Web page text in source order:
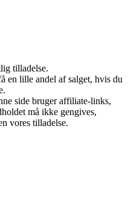
tilladelse.
en lille andel af salget, hvis du
side bruger affiliate-links,
må ikke gengives,
vores tilladelse.